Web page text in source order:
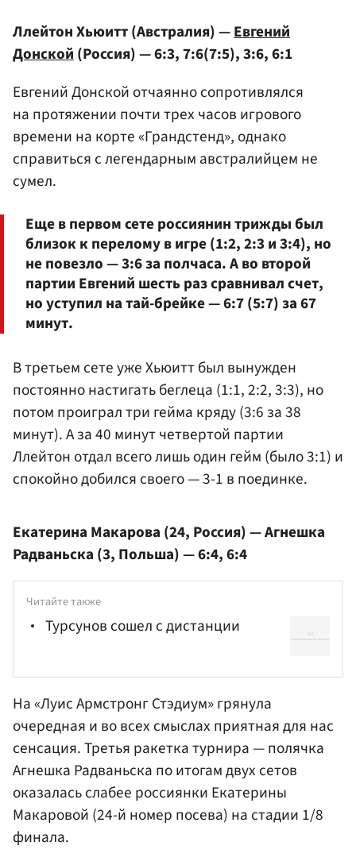
Ллейтон Хьюитт (Австралия) —Евгений
Донской(Россия) — 6:3, 7:6(7:5), 3:6, 6:1
Евгений Донской отчаянно сопротивлялся
на протяжении почти трех часов игрового
времени на корте «Грандстенд», однако
справиться с легендарным австралийцем не
сумел.
Еще в первом сете россиянин трижды был
близок к перелому в игре (1:2, 2:3 и 3:4), но
не повезло — 3:6 за полчаса. А во второй
партии Евгений шесть раз сравнивал счет,
но уступил на тай-брейке — 6:7 (5:7) за 67
минут.
В третьем сете уже Хьюитт был вынужден
постоянно настигать беглеца (1:1, 2:2, 3:3), но
потом проиграл три гейма кряду (3:6 за 38
минут). А за 40 минут четвертой партии
Ллейтон отдал всего лишь один гейм (было 3:1) и
спокойно добился своего — 3-1 в поединке.
Екатерина Макарова (24, Россия) — Агнешка
Радваньска (3, Польша) — 6:4, 6:4
Читайте также
Турсунов сошел с дистанции
На «Луис Армстронг Стэдиум» грянула
очередная и во всех смыслах приятная для нас
сенсация. Третья ракетка турнира — полячка
Агнешка Радваньска по итогам двух сетов
оказалась слабее россиянки Екатерины
Макаровой (24-й номер посева) на стадии 1/8
финала.